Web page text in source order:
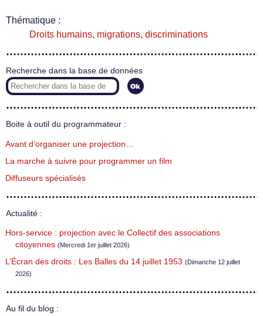
Thématique :
Droits humains, migrations, discriminations
Recherche dans la base de données
Boite à outil du programmateur :
Avant d’organiser une projection…
La marche à suivre pour programmer un film
Diffuseurs spécialisés
Actualité :
Hors-service : projection avec le Collectif des associations
citoyennes (Mercredi 1er juillet 2026)
L’Écran des droits : Les Balles du 14 juillet 1953 (Dimanche 12 juillet
2026)
Au fil du blog :